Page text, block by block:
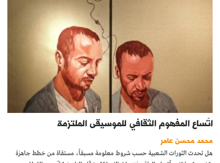
اتّساع المفهوم الثقافي للموسيقى الملتزمة‎
محمد محسن عامر
هل تحدث الثورات الشعبية حسب شروط معلومة مسبقاً، مستقاة من خطط جاهزة